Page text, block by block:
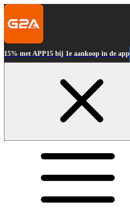
15% met APP15 bij 1e aankoop in de app